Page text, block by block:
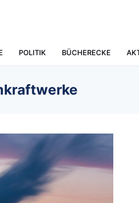
POLITIK BÜCHERECKE